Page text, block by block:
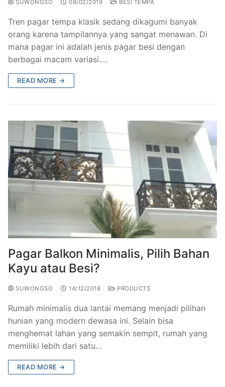
SUWONGSO 08/02/2019 BESI TEMPA
Tren pagar tempa klasik sedang dikagumi banyak
orang karena tampilannya yang sangat menawan. Di
mana pagar ini adalah jenis pagar besi dengan
berbagai macam variasi.…
READ MORE →
Pagar Balkon Minimalis, Pilih Bahan
Kayu atau Besi?
SUWONGSO 14/12/2018 PRODUCTS
Rumah minimalis dua lantai memang menjadi pilihan
hunian yang modern dewasa ini. Selain bisa
menghemat lahan yang semakin sempit, rumah yang
memiliki lebih dari satu…
READ MORE →